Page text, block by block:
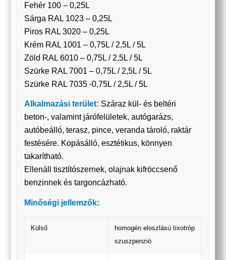
Fehér 100 – 0,25L
Sárga RAL 1023 – 0,25L
Piros RAL 3020 – 0,25L
Krém RAL 1001 – 0,75L / 2,5L / 5L
Zöld RAL 6010 – 0,75L / 2,5L / 5L
Szürke RAL 7001 – 0,75L / 2,5L / 5L
Szürke RAL 7035 -0,75L / 2,5L / 5L
Alkalmazási terület: Száraz kül- és beltéri
beton-, valamint járófelületek, autógarázs,
autóbeálló, terasz, pince, veranda tároló, raktár
festésére. Kopásálló, esztétikus, könnyen
takarítható.
Ellenáll tisztítószernek, olajnak kifröccsenő
benzinnek és targoncázható.
Minőségi jellemzők:
Külső
homogén eloszlású tixotróp
szuszpenzió